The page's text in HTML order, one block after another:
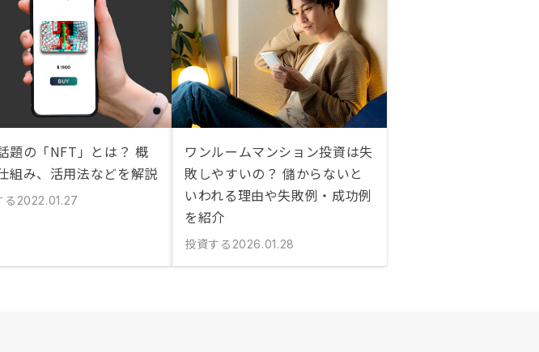
題の「NFT」とは？ 概
組み、活用法などを解説
る 2022.01.27
ワンルームマンション投資は失
敗しやすいの？ 儲からないと
いわれる理由や失敗例・成功例
を紹介
投資する 2026.01.28